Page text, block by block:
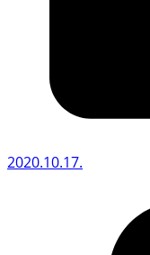
2020.10.17.